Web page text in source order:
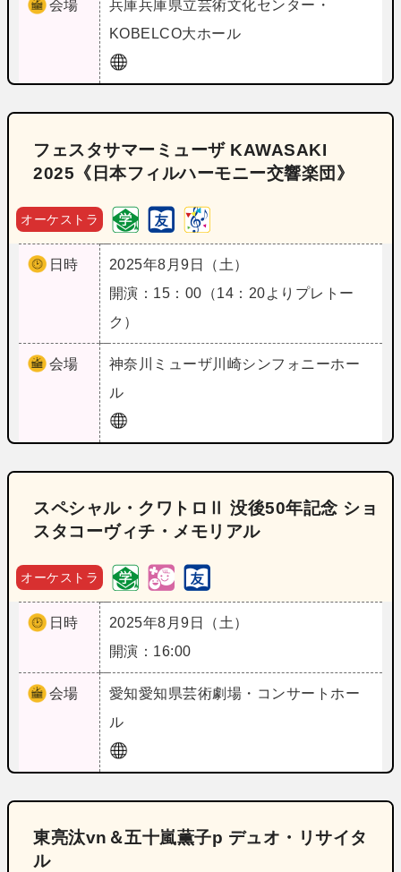
会場 兵庫兵庫県立芸術文化センター・
KOBELCO大ホール
フェスタサマーミューザ KAWASAKI
2025《日本フィルハーモニー交響楽団》
オーケストラ
日時
2025年8月9日（土）
開演：15：00（14：20よりプレトー
ク）
会場 神奈川
ミューザ川崎シンフォニーホー
ル
スペシャル・クワトロⅡ 没後50年記念 ショ
スタコーヴィチ・メモリアル
オーケストラ
日時
2025年8月9日（土）
開演：16:00
会場 愛知愛知県芸術劇場・コンサートホー
ル
東亮汰vn＆五十嵐薫子p デュオ・リサイタ
ル